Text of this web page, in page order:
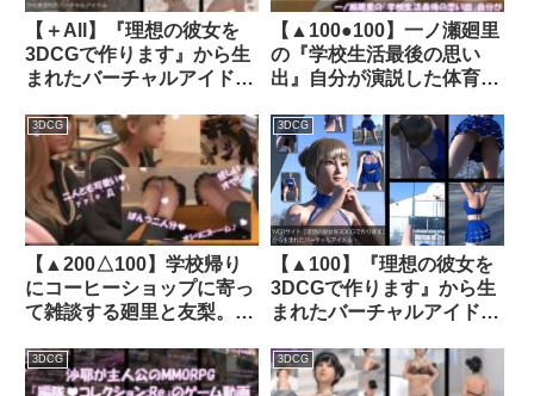
して採用された際の東間先
生との雑談を真下から逆さ
撮り盗撮されていた件）｜
d_364096│ Libido-Labo
【＋All】『理想の彼女を
3DCGで作ります』から生
まれたバーチャルアイドル
ぐり）」のグラドル撮影風
写真集:Gradol_27｜
d_285721│ Libido-Labo
【▲100●100】一ノ瀬廻里
の『学校生活最後の思い
出』自分が演説した体育館
ッチをしちゃう（＃05:座
位バック）｜d_465414│
Libido-Labo
3DCG
【▲200△100】学校帰り
にコーヒーショップに寄っ
て雑談する廻里と友梨。
露出狂に一瞬で精液を引っ
掛けられた件）｜
3DCG
【▲100】『理想の彼女を
3DCGで作ります』から生
まれたバーチャルアイドル
ぐり）」のグラドル撮影風
写真集:Cheer_05｜
3DCG 3DCG